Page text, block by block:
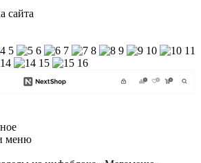
сайта
5 6 7 8 9 10
11
14 15 16
меню